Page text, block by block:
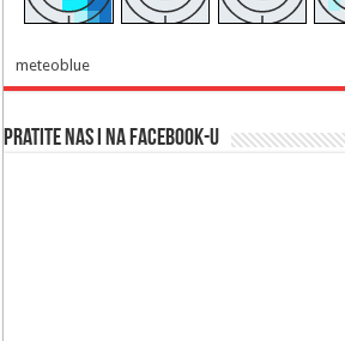
meteoblue
Pratite nas i na Facebook-u